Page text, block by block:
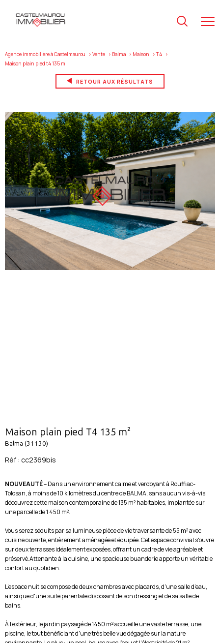
Agence immobilière à Castelmaurou Vente Balma Maison
T4
maison plain pied t4 135 m
RETOUR AUX RÉSULTATS
Maison plain pied T4 135 m²
Balma (31130)
Réf : cc2369bis
NOUVEAUTÉ– Dans un environnement calme et verdoyant à Rouffiac-
Tolosan, à moins de 10 kilomètres du centre de BALMA, sans aucun vis-à-vis,
découvrez cette maison contemporaine de 135 m² habitables, implantée sur
une parcelle de 1 450 m².
Vous serez séduits par sa lumineuse pièce de vie traversante de 55 m² avec
cuisine ouverte, entièrement aménagée et équipée. Cet espace convivial s'ouvre
sur deux terrasses idéalement exposées, offrant un cadre de vie agréable et
préservé.Attenante à la cuisine, une spacieuse buanderie apporte un véritable
confort au quotidien.
L'espace nuit se compose de deux chambres avec placards, d'une salle d'eau,
ainsi que d'une suite parentale disposant de son dressing et de sa salle de
bains.
À l'extérieur, le jardin paysagé de 1450 m² accueille une vaste terrasse, une
piscine, le tout bénéficiant d'une très belle vue dégagée sur la nature